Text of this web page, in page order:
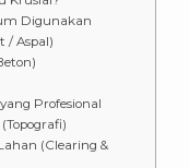
Digunakan
/ Aspal)
Profesional
(Clearing &